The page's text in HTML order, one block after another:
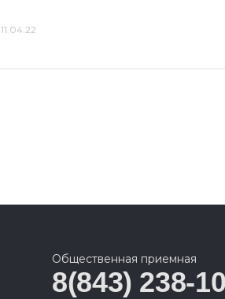
11.04.22
Общественная приемная
8(843) 238-